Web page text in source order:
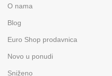
O nama
Blog
Euro Shop prodavnica
Novo u ponudi
Sniženo